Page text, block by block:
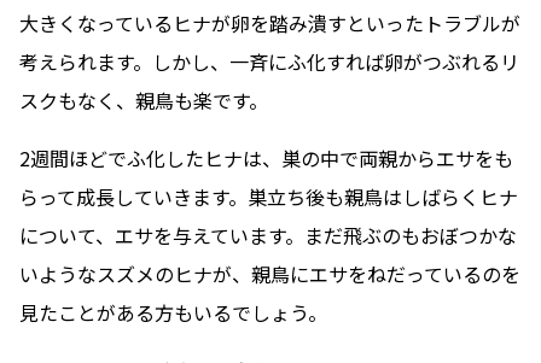
大きくなっているヒナが卵を踏み潰すといったトラブルが
考えられます。しかし、一斉にふ化すれば卵がつぶれるリ
スクもなく、親鳥も楽です。
2週間ほどでふ化したヒナは、巣の中で両親からエサをも
らって成長していきます。巣立ち後も親鳥はしばらくヒナ
について、エサを与えています。まだ飛ぶのもおぼつかな
いようなスズメのヒナが、親鳥にエサをねだっているのを
見たことがある方もいるでしょう。